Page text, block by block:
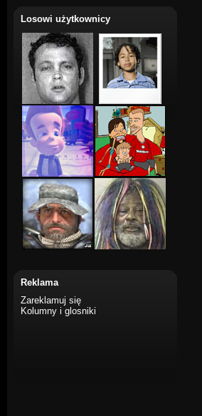
Losowi użytkownicy
Reklama
Zareklamuj się
Kolumny i glosniki